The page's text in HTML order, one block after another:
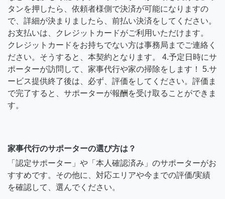
タンを押したら、依頼者様側で決済が可能になりますの
で、詳細が決まりましたら、前払い決済をしてください。
お支払いは、クレジットカードがご利用いただけます。
クレジットカードをお持ちでない方は事務局までご連絡く
ださい。そうすると、本契約となります。 4.予定日時にサ
ポーターが訪問して、家事代行や家の掃除をします！ 5.サ
ービス提供終了後は、必ず、評価をしてください。評価ま
で完了すると、サポーターが報酬を受け取ることができま
す。
家事代行のサポーターの選び方は？
「認定サポーター」や「本人確認済み」のサポーターがお
すすめです。その他に、対応エリアや今までの評価/実績
を確認して、選んでください。